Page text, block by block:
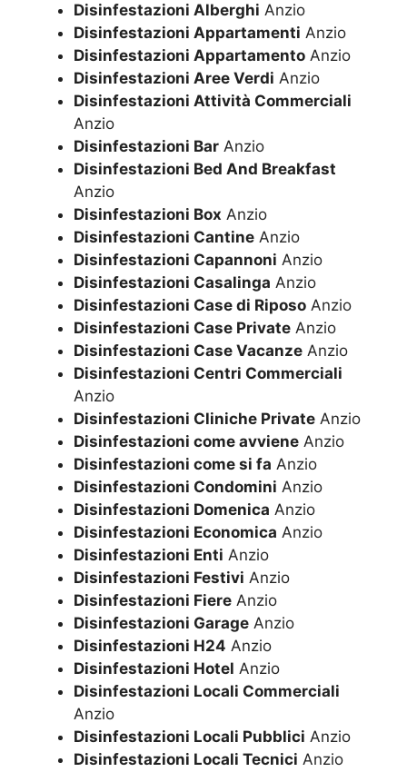
Disinfestazioni Alberghi Anzio
Disinfestazioni Appartamenti Anzio
Disinfestazioni Appartamento Anzio
Disinfestazioni Aree Verdi Anzio
Disinfestazioni Attività Commerciali
Anzio
Disinfestazioni Bar Anzio
Disinfestazioni Bed And Breakfast
Anzio
Disinfestazioni Box Anzio
Disinfestazioni Cantine Anzio
Disinfestazioni Capannoni Anzio
Disinfestazioni Casalinga Anzio
Disinfestazioni Case di Riposo Anzio
Disinfestazioni Case Private Anzio
Disinfestazioni Case Vacanze Anzio
Disinfestazioni Centri Commerciali
Anzio
Disinfestazioni Cliniche Private Anzio
Disinfestazioni come avviene Anzio
Disinfestazioni come si fa Anzio
Disinfestazioni Condomini Anzio
Disinfestazioni Domenica Anzio
Disinfestazioni Economica Anzio
Disinfestazioni Enti Anzio
Disinfestazioni Festivi Anzio
Disinfestazioni Fiere Anzio
Disinfestazioni Garage Anzio
Disinfestazioni H24 Anzio
Disinfestazioni Hotel Anzio
Disinfestazioni Locali Commerciali
Anzio
Disinfestazioni Locali Pubblici Anzio
Disinfestazioni Locali Tecnici Anzio